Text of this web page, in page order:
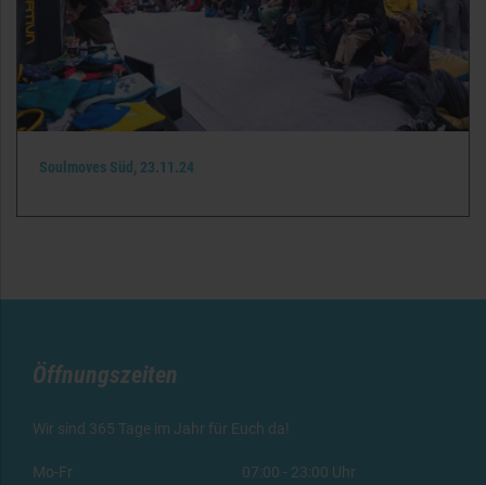
Soulmoves Süd, 23.11.24
Öffnungszeiten
Wir sind 365 Tage im Jahr für Euch da!
Mo-Fr 07:00 - 23:00 Uhr